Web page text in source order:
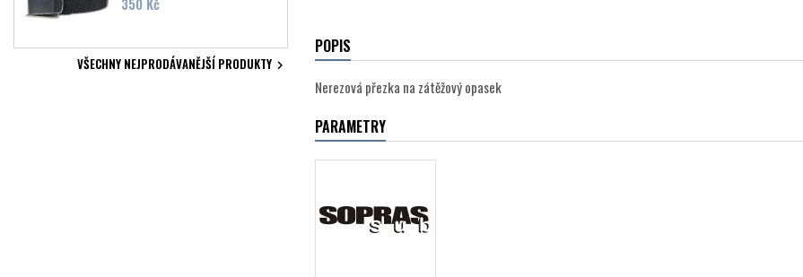
VŠECHNY NEJPRODÁVANĚJŠÍ PRODUKTY 
POPIS
Nerezová přezka na zátěžový opasek
PARAMETRY